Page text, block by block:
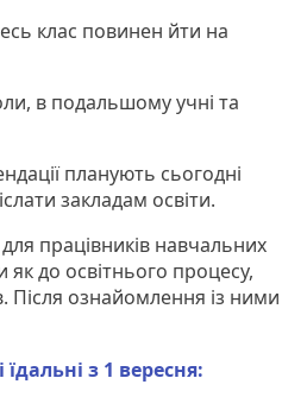
клас повинен йти на
в подальшому учні та
планують сьогодні
закладам освіти.
для працівників навчальних
до освітнього процесу,
Після ознайомлення із ними
з 1 вересня: